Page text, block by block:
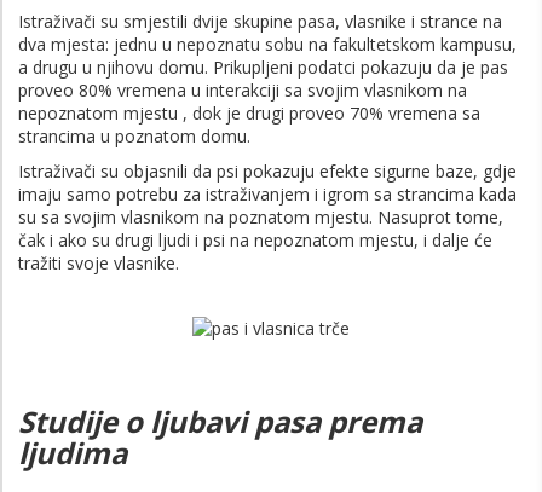
Istraživači su smjestili dvije skupine pasa, vlasnike i strance na
dva mjesta: jednu u nepoznatu sobu na fakultetskom kampusu,
a drugu u njihovu domu. Prikupljeni podatci pokazuju da je pas
proveo 80% vremena u interakciji sa svojim vlasnikom na
nepoznatom mjestu , dok je drugi proveo 70% vremena sa
strancima u poznatom domu.
Istraživači su objasnili da psi pokazuju efekte sigurne baze, gdje
imaju samo potrebu za istraživanjem i igrom sa strancima kada
su sa svojim vlasnikom na poznatom mjestu. Nasuprot tome,
čak i ako su drugi ljudi i psi na nepoznatom mjestu, i dalje će
tražiti svoje vlasnike.
Studije o ljubavi pasa prema
ljudima